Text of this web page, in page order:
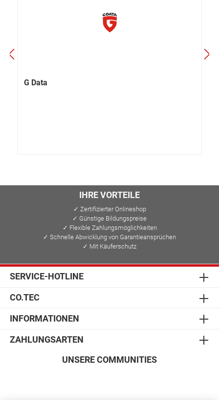
G Data
IHRE VORTEILE
✓ Zertifizierter Onlineshop
✓ Günstige Bildungspreise
✓ Flexible Zahlungsmöglichkeiten
✓ Schnelle Abwicklung von Garantieansprüchen
✓ Mit Käuferschutz
SERVICE-HOTLINE
CO.TEC
INFORMATIONEN
ZAHLUNGSARTEN
UNSERE COMMUNITIES